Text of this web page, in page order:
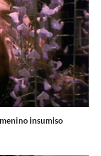
insumiso